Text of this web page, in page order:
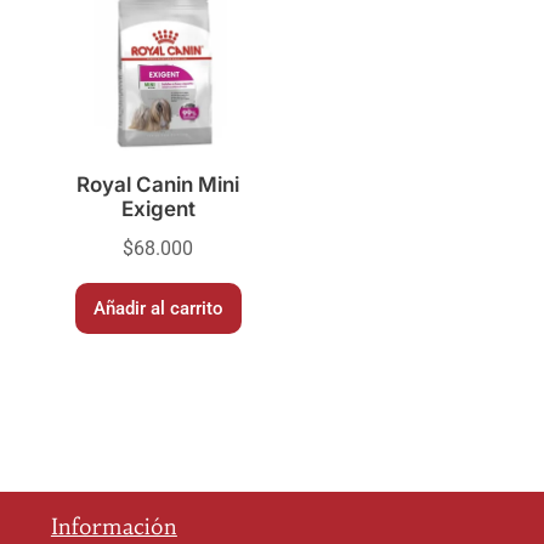
Royal Canin Mini
Exigent
$68.000
Añadir al carrito
Información